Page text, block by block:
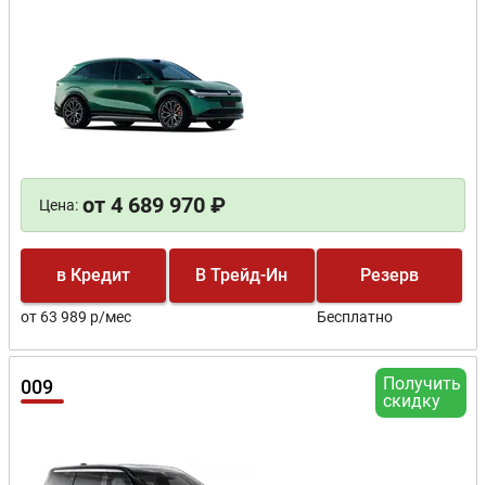
Цена: от 4 689 970 ₽
в Кредит
от 63 989 р/мес
В Трейд-Ин Резерв
Бесплатно
Получить
скидку
009